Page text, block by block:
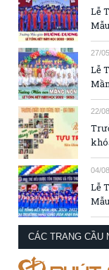
Lễ
27/
Lễ
22/
04/
Lễ
CÁC TRANG CẦU